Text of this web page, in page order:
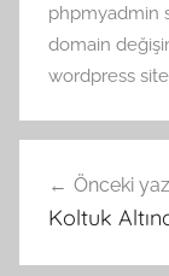
phpmyadmin
domain
wordpress
Önceki
Koltuk